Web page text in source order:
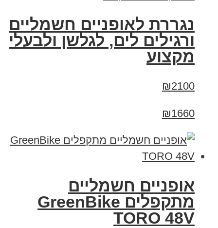
נגררת לאופניים חשמליים
ורגילים לים, לגלשן ולבעלי
מקצוע
₪2100
₪1660
אופניים חשמליים
מתקפלים GreenBike
TORO 48V